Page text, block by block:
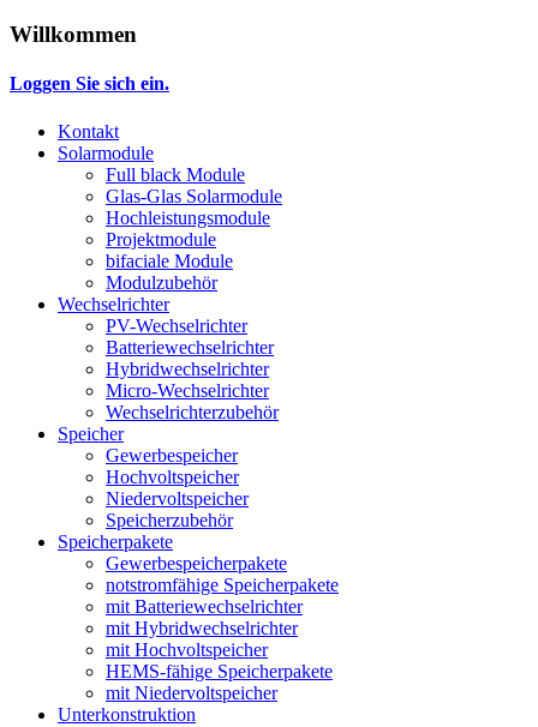
Willkommen
Loggen Sie sich ein.
Kontakt
Solarmodule
Full black Module
Glas-Glas Solarmodule
Hochleistungsmodule
Projektmodule
bifaciale Module
Modulzubehör
Wechselrichter
PV-Wechselrichter
Batteriewechselrichter
Hybridwechselrichter
Micro-Wechselrichter
Wechselrichterzubehör
Speicher
Gewerbespeicher
Hochvoltspeicher
Niedervoltspeicher
Speicherzubehör
Speicherpakete
Gewerbespeicherpakete
notstromfähige Speicherpakete
mit Batteriewechselrichter
mit Hybridwechselrichter
mit Hochvoltspeicher
HEMS-fähige Speicherpakete
mit Niedervoltspeicher
Unterkonstruktion